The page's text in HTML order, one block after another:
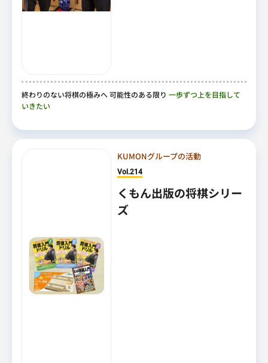
終わりのない将棋の極みへ 可能性のある限り 一歩ずつ上を目指して
いきたい
KUMONグループの活動
Vol.214
くもん出版の将棋シリー
ズ